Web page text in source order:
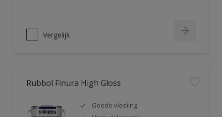
Vergelijk
Rubbol Finura High Gloss
Goede vloeiing